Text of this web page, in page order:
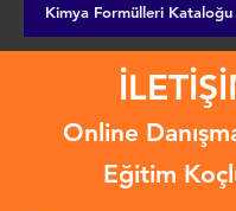
Kimya Formülleri
Online
Eğitim